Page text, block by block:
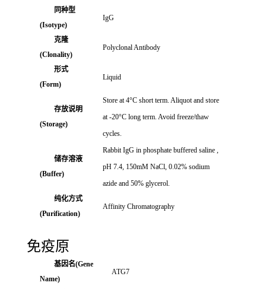
同种型
(Isotype)
IgG
克隆
(Clonality)
Polyclonal Antibody
形式
(Form)
Liquid
存放说明
(Storage)
Store at 4°C short term. Aliquot and store
at -20°C long term. Avoid freeze/thaw
cycles.
储存溶液
(Buffer)
Rabbit IgG in phosphate buffered saline ,
pH 7.4, 150mM NaCl, 0.02% sodium
azide and 50% glycerol.
纯化方式
(Purification)
Affinity Chromatography
免疫原
基因名(Gene
Name)
ATG7